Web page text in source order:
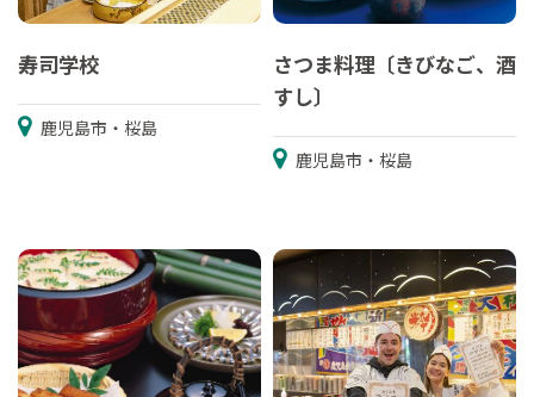
寿司学校
鹿児島市・桜島
さつま料理〔きびなご、酒
すし〕
鹿児島市・桜島